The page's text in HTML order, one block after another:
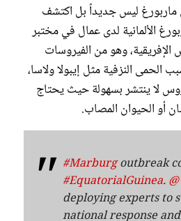
ليس جديداً بل اكتشف
ماربورغ الألمانية لدى عمال في مختبر
وهو من الفيروسات
الحمى النزفية مثل إيبولا ولاسا،
لا ينتشر بسهولة حيث يحتاج
أو الحيوان المصاب.
#Marburgoutbreak
#EquatorialGuinea.
deploying experts to
national response